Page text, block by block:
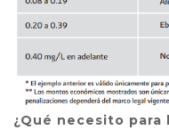
¿Qué necesito